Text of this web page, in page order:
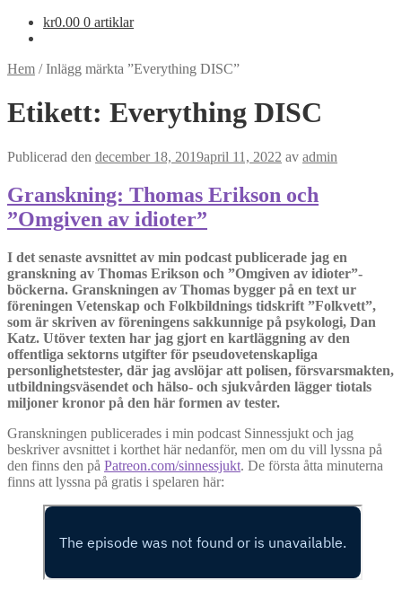
kr0.00 0 artiklar
Hem /Inlägg märkta ”Everything DISC”
Etikett: Everything DISC
Publicerad den december 18, 2019april 11, 2022 av admin
Granskning: Thomas Erikson och
”Omgiven av idioter”
I det senaste avsnittet av min podcast publicerade jag en
granskning av Thomas Erikson och ”Omgiven av idioter”-
böckerna. Granskningen av Thomas bygger på en text ur
föreningen Vetenskap och Folkbildnings tidskrift ”Folkvett”,
som är skriven av föreningens sakkunnige på psykologi, Dan
Katz. Utöver texten har jag gjort en kartläggning av den
offentliga sektorns utgifter för pseudovetenskapliga
personlighetstester, där jag avslöjar att polisen, försvarsmakten,
utbildningsväsendet och hälso- och sjukvården lägger tiotals
miljoner kronor på den här formen av tester.
Granskningen publicerades i min podcast Sinnessjukt och jag
beskriver avsnittet i korthet här nedanför, men om du vill lyssna på
den finns den på Patreon.com/sinnessjukt. De första åtta minuterna
finns att lyssna på gratis i spelaren här: